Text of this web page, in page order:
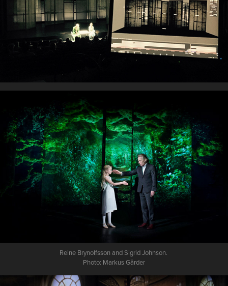
Reine Brynolfsson and Sigrid Johnson.
Photo: Markus Gårder